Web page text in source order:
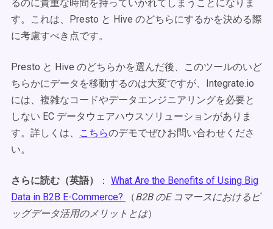
るのに貴重な時間を持っていかれてしまうことになりま
す。これは、Presto と Hive のどちらにするかを決める際
に考慮すべき点です。
Presto と Hive のどちらかを選んだ後、このツールのいど
ちらかにデータを移動するのは大変ですが、Integrate.io
には、複雑なコードやデータエンジニアリングを必要と
しない EC データウェアハウスソリューションがありま
す。詳しくは、
こちらのデモでぜひお問い合わせくださ
い。
さらに読む（英語） ： What Are the Benefits of Using Big
Data in B2B E-Commerce?
（B2B のE コマースにおけるビ
ッグデータ活用のメリットとは）